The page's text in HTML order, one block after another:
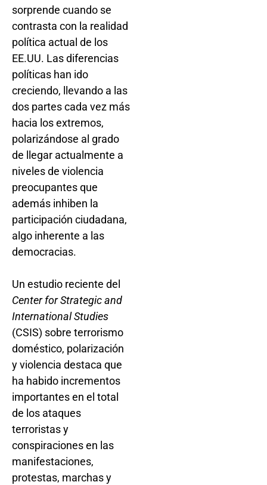
sorprende cuando se
contrasta con la realidad
política actual de los
EE.UU. Las diferencias
políticas han ido
creciendo, llevando a las
dos partes cada vez más
hacia los extremos,
polarizándose al grado
de llegar actualmente a
niveles de violencia
preocupantes que
además inhiben la
participación ciudadana,
algo inherente a las
democracias.
Un estudio reciente del
Center for Strategic and
International Studies
(CSIS) sobre terrorismo
doméstico, polarización
y violencia destaca que
ha habido incrementos
importantes en el total
de los ataques
terroristas y
conspiraciones en las
manifestaciones,
protestas, marchas y